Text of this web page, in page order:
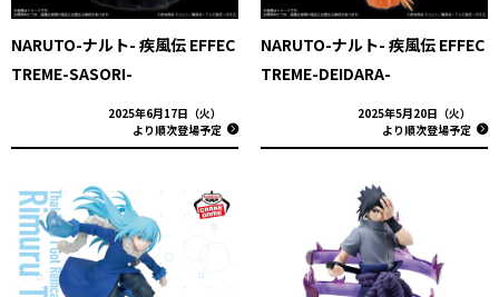
NARUTO-ナルト- 疾風伝 EFFEC
TREME-SASORI-
2025年6月17日（火）
より順次登場予定
NARUTO-ナルト- 疾風伝 EFFEC
TREME-DEIDARA-
2025年5月20日（火）
より順次登場予定